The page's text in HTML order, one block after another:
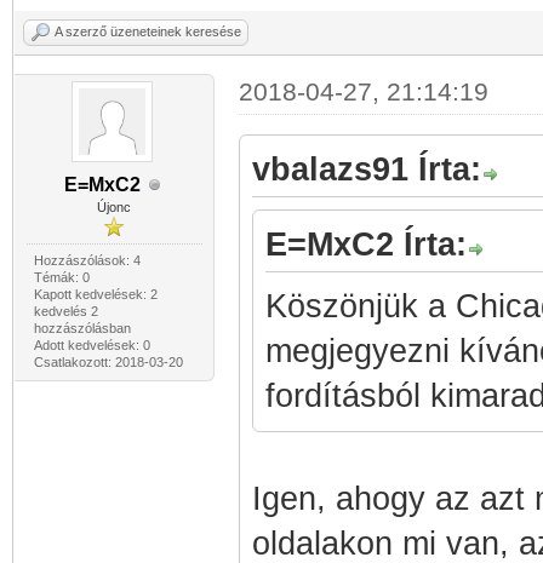
A szerző üzeneteinek keresése
E=MxC2
Újonc
Hozzászólások: 4
Témák: 0
Kapott kedvelések: 2
kedvelés 2
hozzászólásban
Adott kedvelések: 0
Csatlakozott: 2018-03-20
2018-04-27, 21:14:19
vbalazs91 Írta:
E=MxC2 Írta:
Köszönjük a
megjegyezni
fordításból
Igen, ahogy az azt
oldalakon mi van,